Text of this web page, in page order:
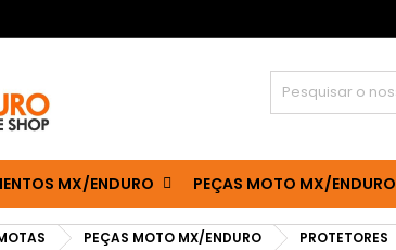
MX/ENDURO PEÇAS MOTO MX/ENDURO
PEÇAS MOTO MX/ENDURO PROTETORES